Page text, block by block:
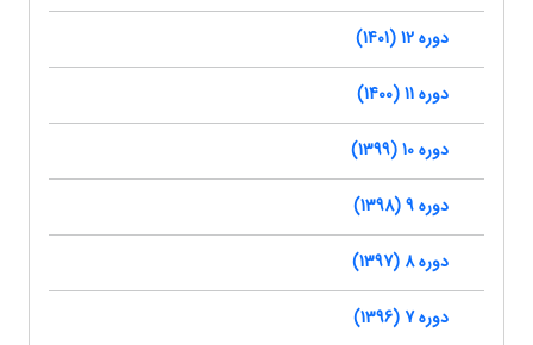
دوره 12 (1401)
دوره 11 (1400)
دوره 10 (1399)
دوره 9 (1398)
دوره 8 (1397)
دوره 7 (1396)